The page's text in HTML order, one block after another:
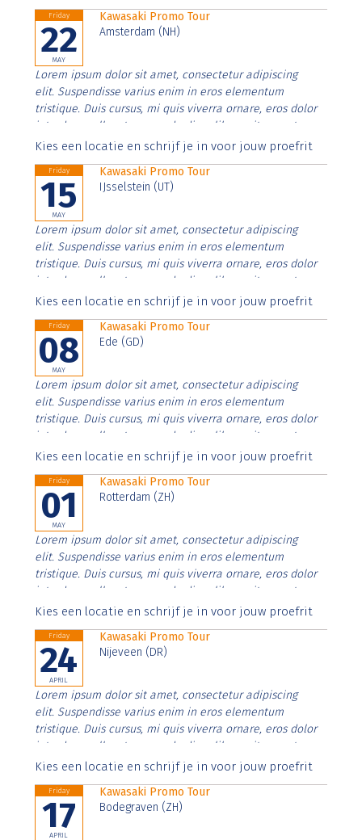
Friday
22
MAY
Kawasaki Promo Tour
Amsterdam (NH)
Lorem ipsum dolor sit amet, consectetur adipiscing
elit. Suspendisse varius enim in eros elementum
tristique. Duis cursus, mi quis viverra ornare, eros dolor
interdum nulla, ut commodo diam libero vitae erat.
Aenean faucibus nibh et justo cursus id rutrum lorem
Kies een locatie en schrijf je in voor jouw proefrit
Friday
15
MAY
Kawasaki Promo Tour
IJsselstein (UT)
Lorem ipsum dolor sit amet, consectetur adipiscing
elit. Suspendisse varius enim in eros elementum
tristique. Duis cursus, mi quis viverra ornare, eros dolor
interdum nulla, ut commodo diam libero vitae erat.
Aenean faucibus nibh et justo cursus id rutrum lorem
Kies een locatie en schrijf je in voor jouw proefrit
Friday
08
MAY
Kawasaki Promo Tour
Ede (GD)
Lorem ipsum dolor sit amet, consectetur adipiscing
elit. Suspendisse varius enim in eros elementum
tristique. Duis cursus, mi quis viverra ornare, eros dolor
interdum nulla, ut commodo diam libero vitae erat.
Aenean faucibus nibh et justo cursus id rutrum lorem
Kies een locatie en schrijf je in voor jouw proefrit
Friday
01
MAY
Kawasaki Promo Tour
Rotterdam (ZH)
Lorem ipsum dolor sit amet, consectetur adipiscing
elit. Suspendisse varius enim in eros elementum
tristique. Duis cursus, mi quis viverra ornare, eros dolor
interdum nulla, ut commodo diam libero vitae erat.
Aenean faucibus nibh et justo cursus id rutrum lorem
Kies een locatie en schrijf je in voor jouw proefrit
Friday
24
APRIL
Kawasaki Promo Tour
Nijeveen (DR)
Lorem ipsum dolor sit amet, consectetur adipiscing
elit. Suspendisse varius enim in eros elementum
tristique. Duis cursus, mi quis viverra ornare, eros dolor
interdum nulla, ut commodo diam libero vitae erat.
Aenean faucibus nibh et justo cursus id rutrum lorem
Kies een locatie en schrijf je in voor jouw proefrit
Friday
17
APRIL
Kawasaki Promo Tour
Bodegraven (ZH)